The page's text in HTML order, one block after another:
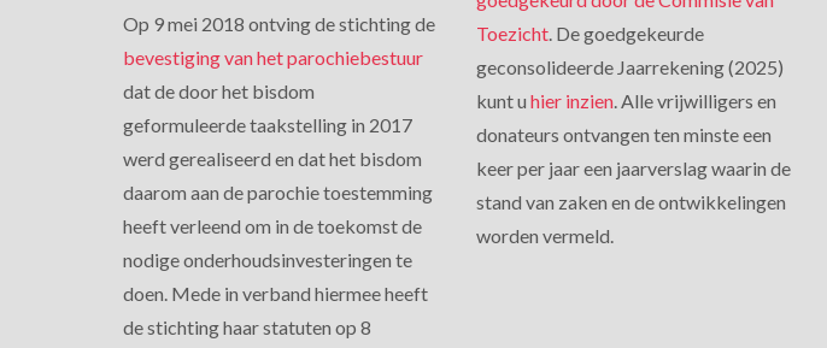
Op 9 mei 2018 ontving de stichting de
bevestiging van het parochiebestuur
dat de door het bisdom
geformuleerde taakstelling in 2017
werd gerealiseerd en dat het bisdom
daarom aan de parochie toestemming
heeft verleend om in de toekomst de
nodige onderhoudsinvesteringen te
doen. Mede in verband hiermee heeft
de stichting haar statuten op 8
Toezicht. De goedgekeurde
geconsolideerde Jaarrekening (2025)
kunt u hier inzien. Alle vrijwilligers en
donateurs ontvangen ten minste een
keer per jaar een jaarverslag waarin de
stand van zaken en de ontwikkelingen
worden vermeld.